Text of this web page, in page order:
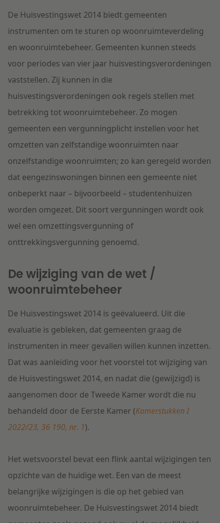
De Huisvestingswet 2014 biedt gemeenten
instrumenten om te sturen op woonruimteverdeling
en woonruimtebeheer. Gemeenten kunnen steeds
voor periodes van vier jaar huisvestingsverordeningen
vaststellen. Zij kunnen in die
huisvestingsverordeningen ook regels stellen met
betrekking tot woonruimtebeheer. Zo mogen
gemeenten een vergunningplicht instellen voor het
omzetten van zelfstandige woonruimten naar
onzelfstandige woonruimten; zo kan geregeld worden
dat eengezinswoningen binnen een gemeente niet
onbeperkt naar – bijvoorbeeld – studentenhuizen
worden omgezet. Dit soort vergunningen wordt ook
wel een omzettingsvergunning of
onttrekkingsvergunning genoemd.
De wijziging van de wet /
woonruimtebeheer
De Huisvestingswet 2014 is geëvalueerd. Uit die
evaluatie is gebleken, dat gemeenten graag de
instrumenten in meer gevallen willen kunnen inzetten.
Dat was aanleiding voor het voorstel tot wijziging van
de Huisvestingswet 2014, en nadat die (gewijzigd) is
aangenomen door de Tweede Kamer wordt die nu
behandeld door de Eerste Kamer (Kamerstukken I
2022/23, 36 190, nr. 1).
Het wetsvoorstel bevat een flink aantal wijzigingen ten
opzichte van de huidige wet. Een van de meest
belangrijke wijzigingen is die op het gebied van
woonruimtebeheer. De Huisvestingswet 2014 biedt